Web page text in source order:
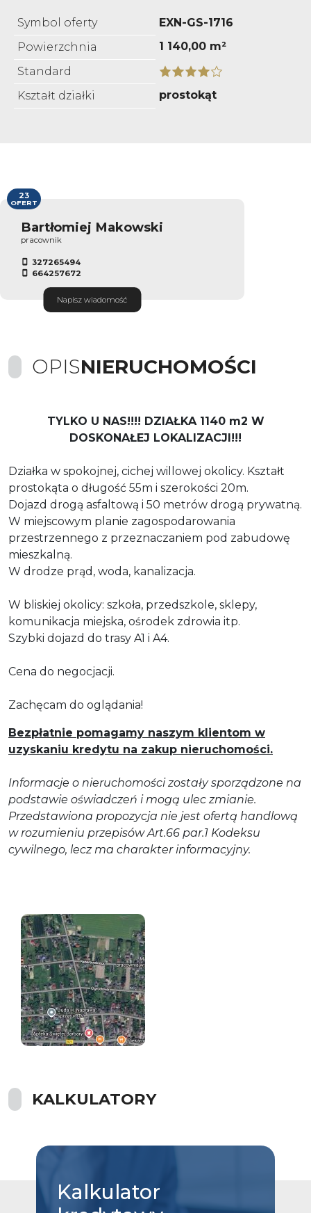
Symbol oferty
EXN-GS-1716
Powierzchnia
1 140,00 m²
Standard
Kształt działki
prostokąt
Bartłomiej Makowski
pracownik
327265494
664257672
Napisz wiadomość
23
OFERT
OPISNIERUCHOMOŚCI
TYLKO U NAS!!!! DZIAŁKA 1140 m2 W
DOSKONAŁEJ LOKALIZACJI!!!
Działka w spokojnej, cichej willowej okolicy. Kształt
prostokąta o długość 55m i szerokości 20m.
Dojazd drogą asfaltową i 50 metrów drogą prywatną.
W miejscowym planie zagospodarowania
przestrzennego z przeznaczaniem pod zabudowę
mieszkalną.
W drodze prąd, woda, kanalizacja.
W bliskiej okolicy: szkoła, przedszkole, sklepy,
komunikacja miejska, ośrodek zdrowia itp.
Szybki dojazd do trasy A1 i A4.
Cena do negocjacji.
Zachęcam do oglądania!
Bezpłatnie pomagamy naszym klientom w
uzyskaniu kredytu na zakup nieruchomości.
Informacje o nieruchomości zostały sporządzone na
podstawie oświadczeń i mogą ulec zmianie.
Przedstawiona propozycja nie jest ofertą handlową
w rozumieniu przepisów Art.66 par.1 Kodeksu
cywilnego, lecz ma charakter informacyjny.
KALKULATORY
Kalkulator